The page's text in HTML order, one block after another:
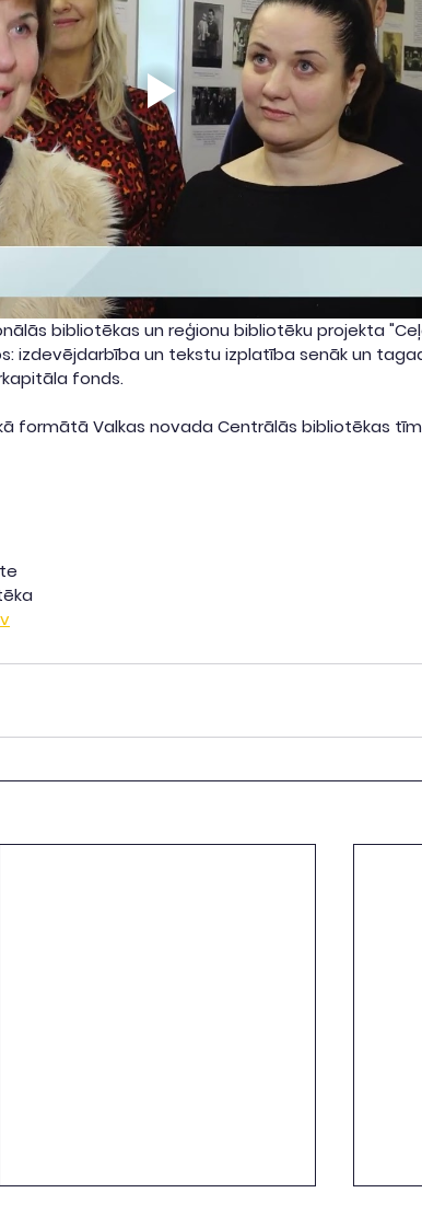
bibliotēkas un reģionu bibliotēku projekta
izdevējdarbība un tekstu izplatība senāk un
fonds.
formātā Valkas novada Centrālās bibliotēkas